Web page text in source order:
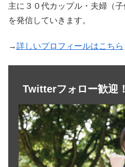
主に３０代カップル・夫婦（
を発信していきます。
→詳しいプロフィールはこちら
Twitterフォロー歓迎